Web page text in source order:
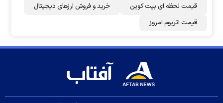
قیمت لحظه ای بیت کوین
خرید و فروش ارزهای دیجیتال
قیمت اتریوم امروز